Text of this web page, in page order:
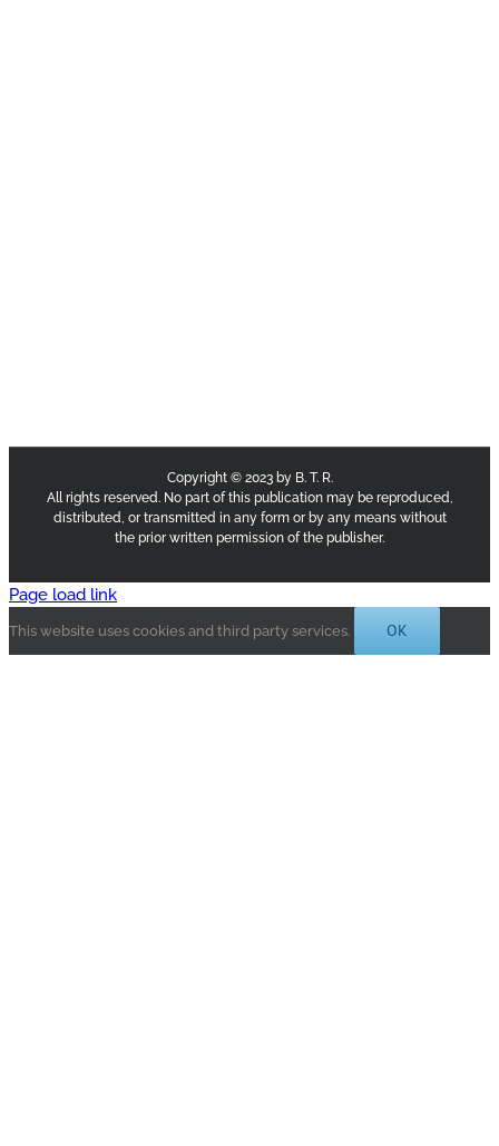
Copyright © 2023 by B. T. R.
All rights reserved. No part of this publication may be reproduced,
distributed, or transmitted in any form or by any means without
the prior written permission of the publisher.
Page load link
This website uses cookies and third party services. OK